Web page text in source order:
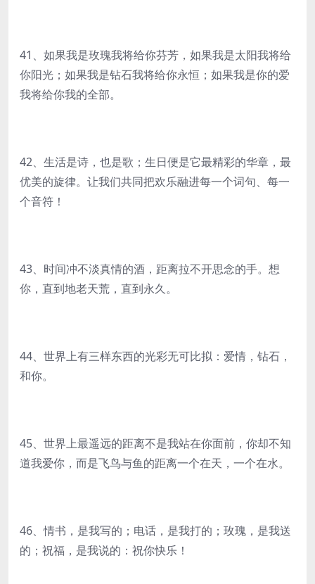
41、如果我是玫瑰我将给你芬芳，如果我是太阳我将给
你阳光；如果我是钻石我将给你永恒；如果我是你的爱
我将给你我的全部。
42、生活是诗，也是歌；生日便是它最精彩的华章，最
优美的旋律。让我们共同把欢乐融进每一个词句、每一
个音符！
43、时间冲不淡真情的酒，距离拉不开思念的手。想
你，直到地老天荒，直到永久。
44、世界上有三样东西的光彩无可比拟：爱情，钻石，
和你。
45、世界上最遥远的距离不是我站在你面前，你却不知
道我爱你，而是飞鸟与鱼的距离一个在天，一个在水。
46、情书，是我写的；电话，是我打的；玫瑰，是我送
的；祝福，是我说的：祝你快乐！